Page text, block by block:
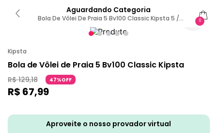
Aguardando Categoria
Bola De Vôlei De Praia 5 Bv100 Classic Kipsta 5 /
Colorido
0
Kipsta
Bola de Vôlei de Praia 5 Bv100 Classic Kipsta
R$ 129,18 47%OFF
R$ 67,99
Aproveite o nosso provador virtual